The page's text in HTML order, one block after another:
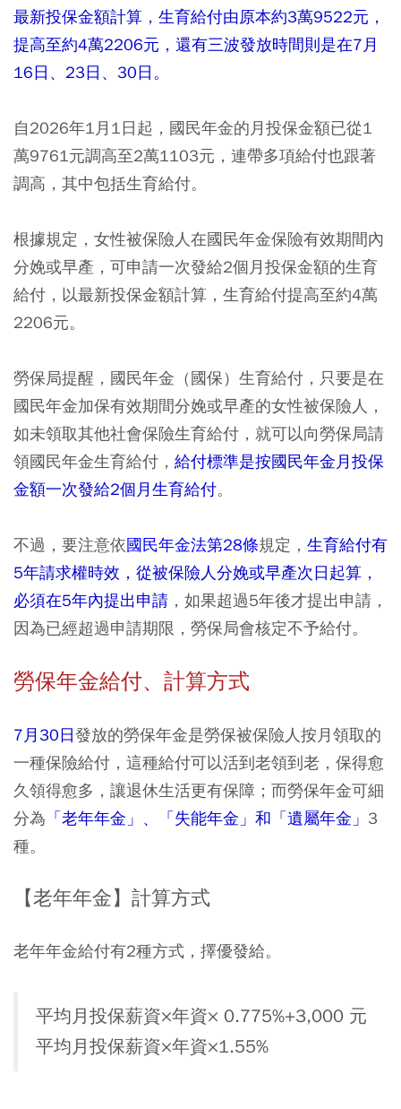
最新投保金額計算，生育給付由原本約3萬9522元，
提高至約4萬2206元，還有三波發放時間則是在7月
16日、23日、30日。
自2026年1月1日起，國民年金的月投保金額已從1
萬9761元調高至2萬1103元，連帶多項給付也跟著
調高，其中包括生育給付。
根據規定，女性被保險人在國民年金保險有效期間內
分娩或早產，可申請一次發給2個月投保金額的生育
給付，以最新投保金額計算，生育給付提高至約4萬
2206元。
勞保局提醒，國民年金（國保）生育給付，只要是在
國民年金加保有效期間分娩或早產的女性被保險人，
如未領取其他社會保險生育給付，就可以向勞保局請
領國民年金生育給付， 給付標準是按國民年金月投保
金額一次發給2個月生育給付。
不過，要注意依國民年金法第28條規定， 生育給付有
5年請求權時效，從被保險人分娩或早產次日起算，
必須在5年內提出申請 ，如果超過5年後才提出申請，
因為已經超過申請期限，勞保局會核定不予給付。
勞保年金給付、計算方式
7月30日發放的勞保年金是勞保被保險人按月領取的
一種保險給付，這種給付可以活到老領到老，保得愈
久領得愈多，讓退休生活更有保障；而勞保年金可細
分為 「老年年金」、「失能年金」和「遺屬年金」 3
種。
【老年年金】計算方式
老年年金給付有2種方式，擇優發給。
平均月投保薪資×年資× 0.775%+3,000 元
平均月投保薪資×年資×1.55%